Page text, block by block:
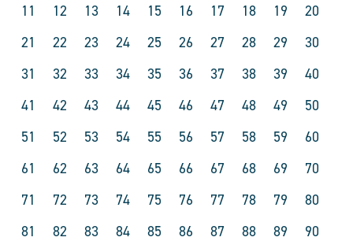
11
12 13 14 15 16 17 18 19
20
21
22 23 24 25 26 27 28 29
30
31
32 33 34 35 36 37 38 39
40
41
42 43 44 45 46 47 48 49
50
51
52 53 54 55 56 57 58 59
60
61
62 63 64 65 66 67 68 69
70
71
72 73 74 75 76 77 78 79
80
81
82 83 84 85 86 87 88 89
90